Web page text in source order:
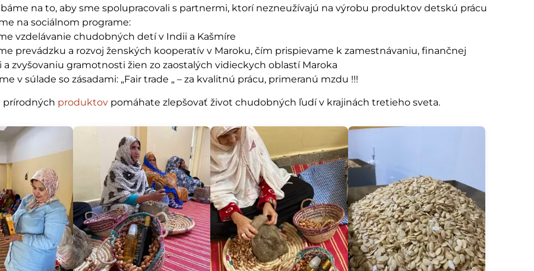
na to, aby sme spolupracovali s partnermi, ktorí nezneužívajú na výrobu produktov detskú prácu
na sociálnom programe:
vzdelávanie chudobných detí v Indii a Kašmíre
prevádzku a rozvoj ženských kooperatív v Maroku, čím prispievame k zamestnávaniu, finančnej
a zvyšovaniu gramotnosti žien zo zaostalých vidieckych oblastí Maroka
v súlade so zásadami: „Fair trade „ – za kvalitnú prácu, primeranú mzdu !!!
prírodných produktov pomáhate zlepšovať život chudobných ľudí v krajinách tretieho sveta.